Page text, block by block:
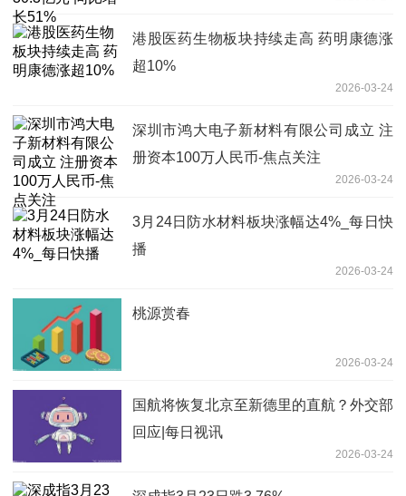
港股医药生物板块持续走高 药明康德涨
超10%
2026-03-24
深圳市鸿大电子新材料有限公司成立 注
册资本100万人民币-焦点关注
2026-03-24
3月24日防水材料板块涨幅达4%_每日快
播
2026-03-24
桃源赏春
2026-03-24
国航将恢复北京至新德里的直航？外交部
回应|每日视讯
2026-03-24